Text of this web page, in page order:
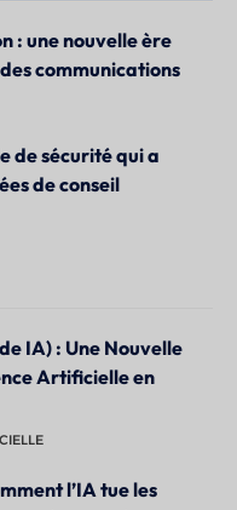
: une nouvelle ère
communications
de sécurité qui a
de conseil
IA) : Une Nouvelle
Artificielle en
l’IA tue les